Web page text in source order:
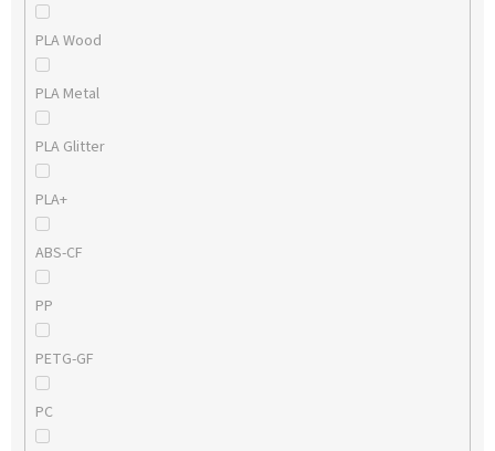
PLA Wood
PLA Metal
PLA Glitter
PLA+
ABS-CF
PP
PETG-GF
PC